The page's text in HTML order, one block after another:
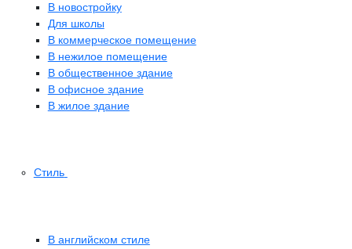
В новостройку
Для школы
В коммерческое помещение
В нежилое помещение
В общественное здание
В офисное здание
В жилое здание
Стиль
В английском стиле